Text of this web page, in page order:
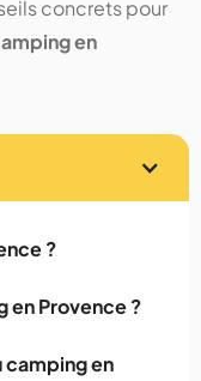
concrets pour
en
?
en Provence ?
camping en